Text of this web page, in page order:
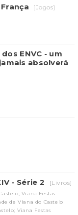
[Jogos]
ENVC - um
absolverá
- Série 2 [Livros]
Viana Festas
de Viana do Castelo
Viana Festas